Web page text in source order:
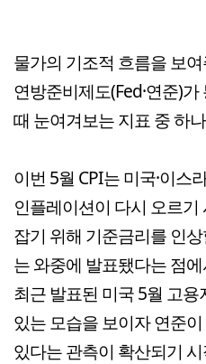
물가의 기조적 흐름을 보
연방준비제도(Fed·연준)
때 눈여겨보는 지표 중 하
이번 5월 CPI는 미국·이스
인플레이션이 다시 오르
잡기 위해 기준금리를 인
는 와중에 발표됐다는 점
최근 발표된 미국 5월 고
있는 모습을 보이자 연준
있다는 관측이 확산되기